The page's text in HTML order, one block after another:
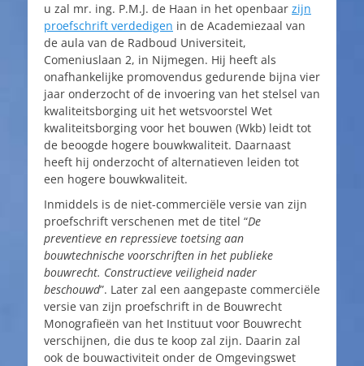
u zal mr. ing. P.M.J. de Haan in het openbaar zijn
proefschrift verdedigen in de Academiezaal van
de aula van de Radboud Universiteit,
Comeniuslaan 2, in Nijmegen. Hij heeft als
onafhankelijke promovendus gedurende bijna vier
jaar onderzocht of de invoering van het stelsel van
kwaliteitsborging uit het wetsvoorstel Wet
kwaliteitsborging voor het bouwen (Wkb) leidt tot
de beoogde hogere bouwkwaliteit. Daarnaast
heeft hij onderzocht of alternatieven leiden tot
een hogere bouwkwaliteit.
Inmiddels is de niet-commerciële versie van zijn
proefschrift verschenen met de titel “De
preventieve en repressieve toetsing aan
bouwtechnische voorschriften in het publieke
bouwrecht. Constructieve veiligheid nader
beschouwd”. Later zal een aangepaste commerciële
versie van zijn proefschrift in de Bouwrecht
Monografieën van het Instituut voor Bouwrecht
verschijnen, die dus te koop zal zijn. Daarin zal
ook de bouwactiviteit onder de Omgevingswet